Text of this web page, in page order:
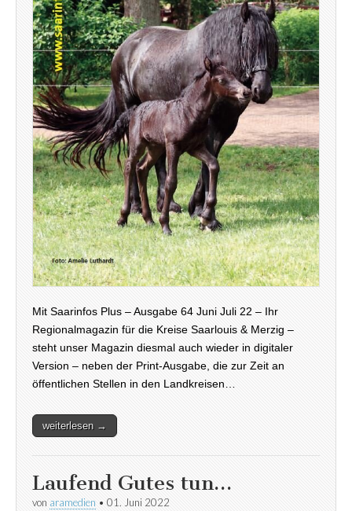
Mit Saarinfos Plus – Ausgabe 64 Juni Juli 22 – Ihr
Regionalmagazin für die Kreise Saarlouis & Merzig –
steht unser Magazin diesmal auch wieder in digitaler
Version – neben der Print-Ausgabe, die zur Zeit an
öffentlichen Stellen in den Landkreisen…
weiterlesen →
Laufend Gutes tun…
von aramedien • 01. Juni 2022